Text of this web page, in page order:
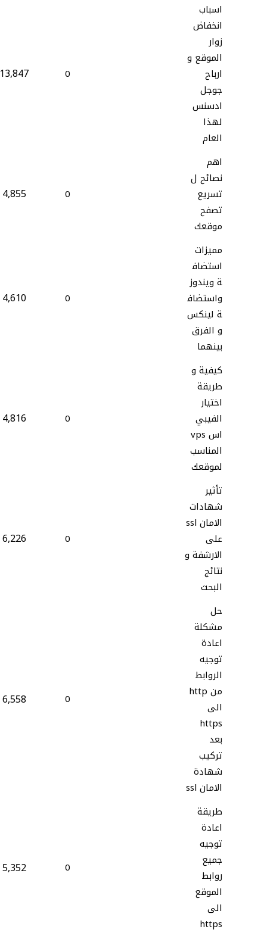
اسباب
انخفاض
زوار
الموقع و
ارباح
جوجل
ادسنس
لهذا
العام
0
13,847
اهم
نصائح ل
تسريع
تصفح
موقعك
0
4,855
مميزات
استضاف
ة ويندوز
واستضاف
ة لينكس
و الفرق
بينهما
0
4,610
كيفية و
طريقة
اختيار
الفيبي
اس vps
المناسب
لموقعك
0
4,816
تأثير
شهادات
الامان ssl
على
الارشفة و
نتائج
البحث
0
6,226
حل
مشكلة
اعادة
توجيه
الروابط
من http
الى
https
بعد
تركيب
شهادة
الامان ssl
0
6,558
طريقة
اعادة
توجيه
جميع
روابط
الموقع
الى
https
0
5,352